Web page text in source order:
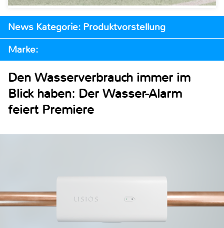
News Kategorie: Produktvorstellung
Marke:
Den Wasserverbrauch immer im
Blick haben: Der Wasser-Alarm
feiert Premiere